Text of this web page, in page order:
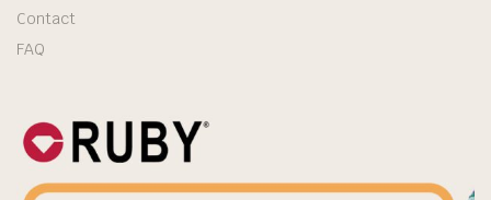
Contact
FAQ